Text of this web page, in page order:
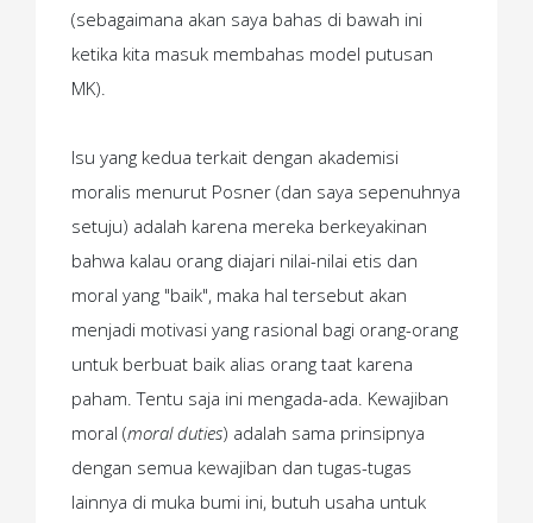
(sebagaimana akan saya bahas di bawah ini
ketika kita masuk membahas model putusan
MK).
Isu yang kedua terkait dengan akademisi
moralis menurut Posner (dan saya sepenuhnya
setuju) adalah karena mereka berkeyakinan
bahwa kalau orang diajari nilai-nilai etis dan
moral yang "baik", maka hal tersebut akan
menjadi motivasi yang rasional bagi orang-orang
untuk berbuat baik alias orang taat karena
paham. Tentu saja ini mengada-ada. Kewajiban
moral (moral duties) adalah sama prinsipnya
dengan semua kewajiban dan tugas-tugas
lainnya di muka bumi ini, butuh usaha untuk